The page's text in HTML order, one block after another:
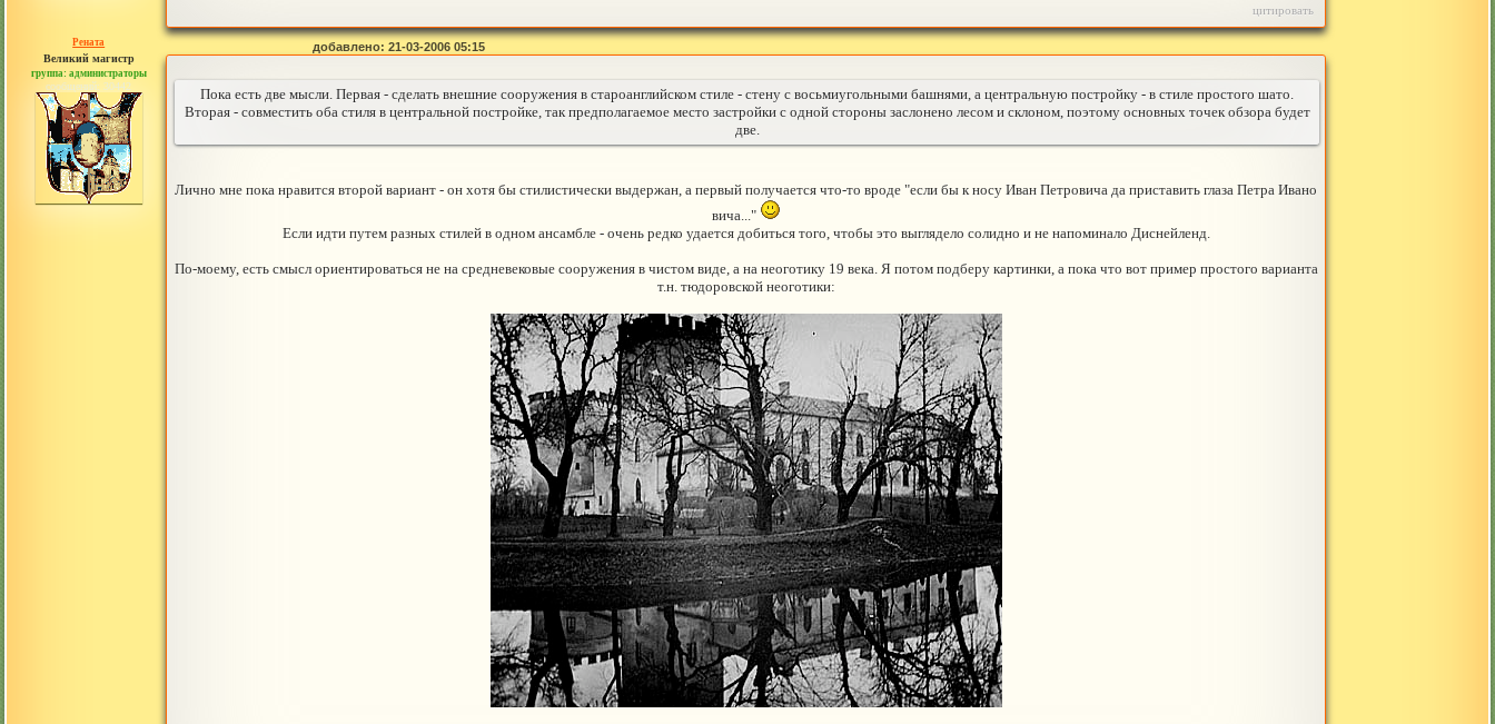
цитировать
Рената
Великий магистр
группа: администраторы
сообщений: 30442
добавлено: 21-03-2006 05:15
Пока есть две мысли. Первая - сделать внешние сооружения в староанглийском стиле - стену с восьмиугольными башнями, а центральную постройку - в стиле простого шато.
Вторая - совместить оба стиля в центральной постройке, так предполагаемое место застройки с одной стороны заслонено лесом и склоном, поэтому основных точек обзора будет
две.
Лично мне пока нравится второй вариант - он хотя бы стилистически выдержан, а первый получается что-то вроде "если бы к носу Иван Петровича да приставить глаза Петра Ивано
вича..."
Если идти путем разных стилей в одном ансамбле - очень редко удается добиться того, чтобы это выглядело солидно и не напоминало Диснейленд.
По-моему, есть смысл ориентироваться не на средневековые сооружения в чистом виде, а на неоготику 19 века. Я потом подберу картинки, а пока что вот пример простого варианта
т.н. тюдоровской неоготики: